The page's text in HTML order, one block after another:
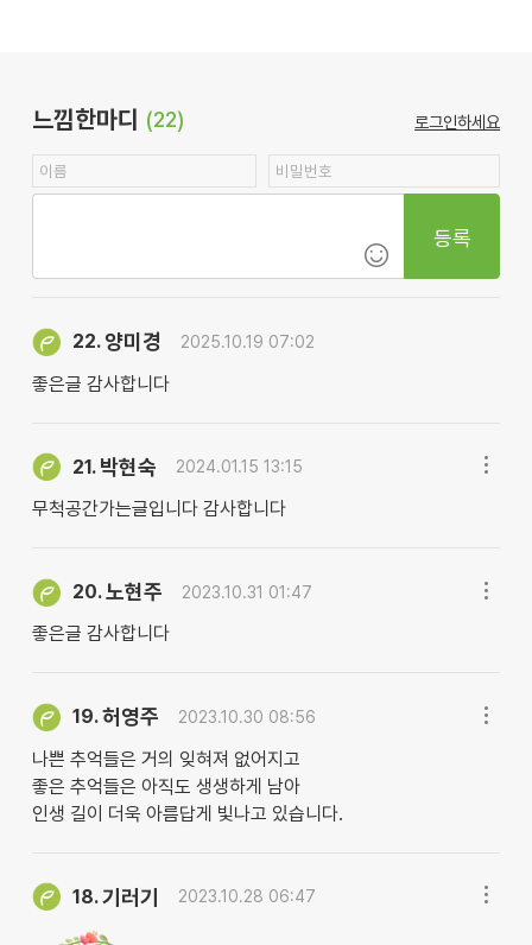
느낌한마디 (22) 로그인하세요
등록
22.양미경 2025.10.19 07:02
좋은글 감사합니다
21. 박현숙 2024.01.15 13:15
무척공간가는글입니다 감사합니다
20.노현주 2023.10.31 01:47
좋은글 감사합니다
19.허영주 2023.10.30 08:56
나쁜 추억들은 거의 잊혀져 없어지고
좋은 추억들은 아직도 생생하게 남아
인생 길이 더욱 아름답게 빛나고 있습니다.
18.기러기 2023.10.28 06:47